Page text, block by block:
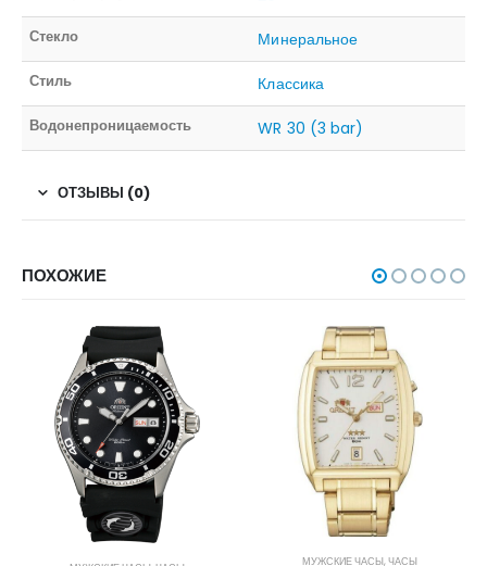
Стекло Минеральное
Стиль Классика
Водонепроницаемость WR 30 (3 bar)
ОТЗЫВЫ (0)
ПОХОЖИЕ
МУЖСКИЕ ЧАСЫ,ЧАСЫ